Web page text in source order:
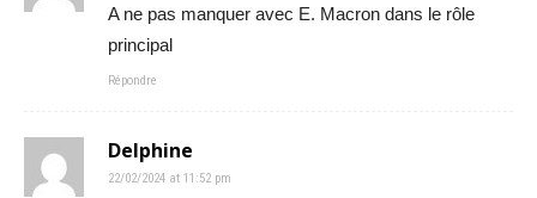
A ne pas manquer avec E. Macron dans le rôle
principal
Répondre
Delphine
22/02/2024 at 11:52 pm